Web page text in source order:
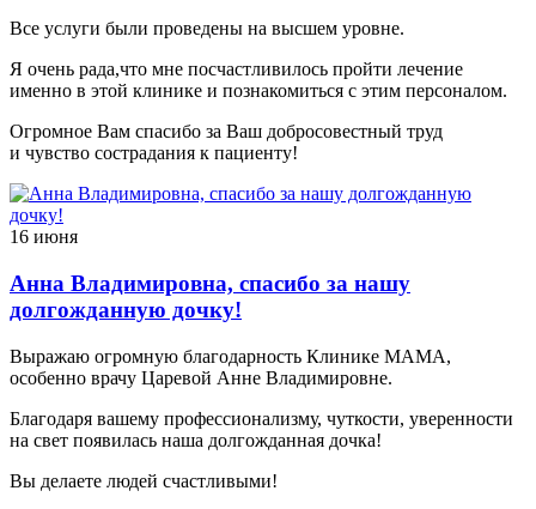
Все услуги были проведены на высшем уровне.
Я очень рада,что мне посчастливилось пройти лечение
именно в этой клинике и познакомиться с этим персоналом.
Огромное Вам спасибо за Ваш добросовестный труд
и чувство сострадания к пациенту!
16 июня
Анна Владимировна, спасибо за нашу
долгожданную дочку!
Выражаю огромную благодарность Клинике МАМА,
особенно врачу Царевой Анне Владимировне.
Благодаря вашему профессионализму, чуткости, уверенности
на свет появилась наша долгожданная дочка!
Вы делаете людей счастливыми!